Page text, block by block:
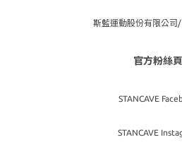
斯藍運動股份有限公司
官方粉絲頁
STANCAVE
STANCAVE